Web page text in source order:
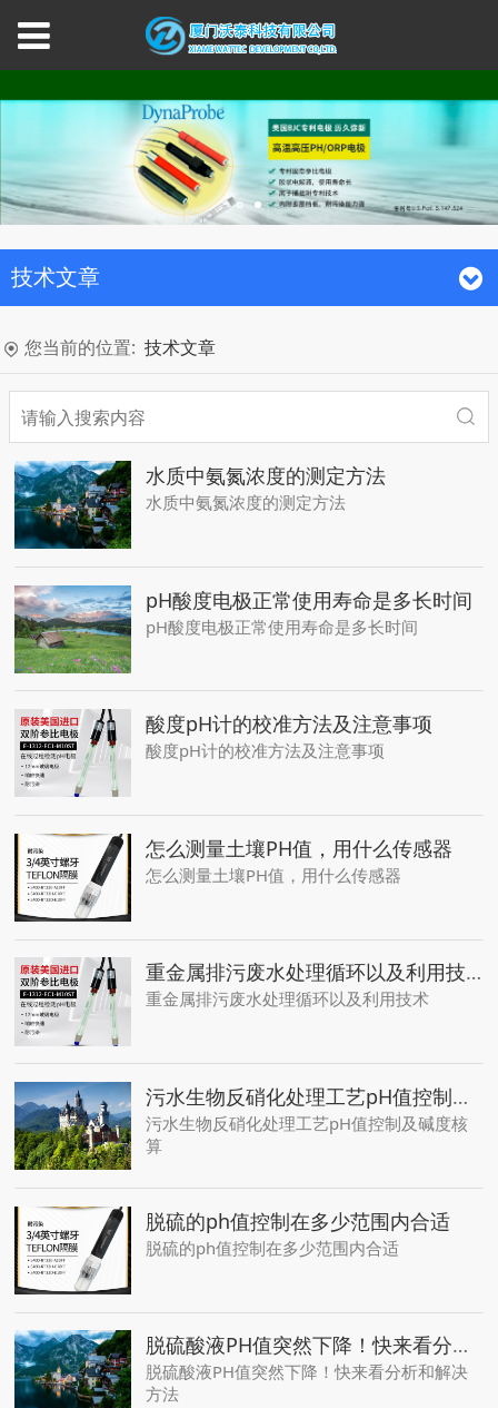
技术文章
您当前的位置: 技术文章
水质中氨氮浓度的测定方法
水质中氨氮浓度的测定方法
pH酸度电极正常使用寿命是多长时间
pH酸度电极正常使用寿命是多长时间
酸度pH计的校准方法及注意事项
酸度pH计的校准方法及注意事项
怎么测量土壤PH值，用什么传感器
怎么测量土壤PH值，用什么传感器
重金属排污废水处理循环以及利用技术
重金属排污废水处理循环以及利用技术
污水生物反硝化处理工艺pH值控制及碱度核算
污水生物反硝化处理工艺pH值控制及碱度核
算
脱硫的ph值控制在多少范围内合适
脱硫的ph值控制在多少范围内合适
脱硫酸液PH值突然下降！快来看分析和解决方法
脱硫酸液PH值突然下降！快来看分析和解决
方法